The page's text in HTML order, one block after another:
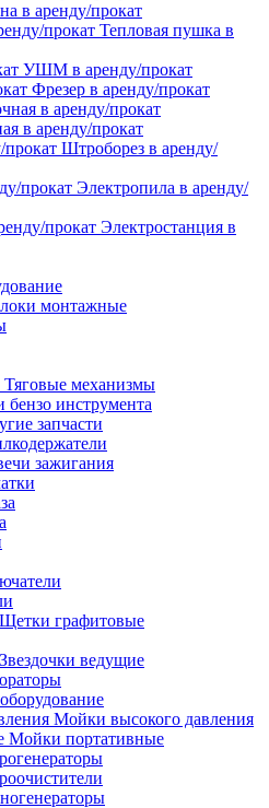
в аренду/прокат
Тепловая пушка в
УШМ в аренду/прокат
Фрезер в аренду/прокат
в аренду/прокат
Штроборез в аренду/
Электропила в аренду/
Электростанция в
монтажные
Тяговые механизмы
бензо инструмента
запчасти
зажигания
Щетки графитовые
Звездочки ведущие
Мойки высокого давления
Мойки портативные